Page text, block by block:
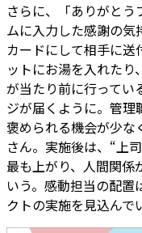
さらに、「ありがと
ムに入力した感謝の気
カードにして相手に
ットにお湯を入れた
が当たり前に行ってい
ジが届くように。管
褒められる機会が少な
さん。実施後は、“上
最も上がり、人間関係
いう。感動担当の配置
クトの実施を見込んで